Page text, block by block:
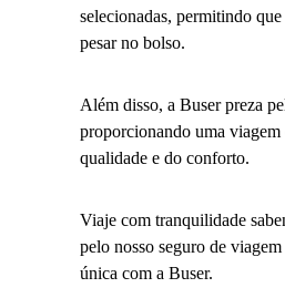
selecionadas, permitindo
pesar no bolso.
Além disso, a Buser preza
proporcionando uma
qualidade e do conforto.
Viaje com tranquilidade
pelo nosso seguro de
única com a Buser.